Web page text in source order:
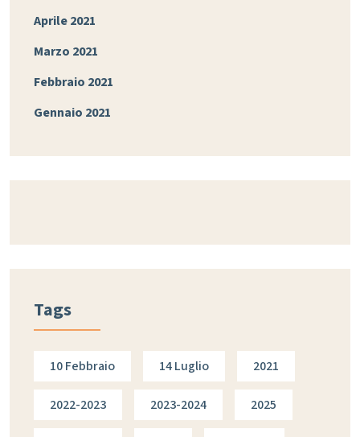
Aprile 2021
Marzo 2021
Febbraio 2021
Gennaio 2021
Tags
10 Febbraio 14 Luglio 2021
2022-2023 2023-2024 2025